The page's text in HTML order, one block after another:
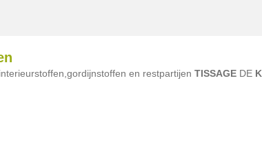
en restpartijen TISSAGE DE